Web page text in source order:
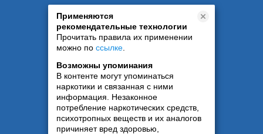
Применяются
рекомендательные технологии
Прочитать правила их применении
можно по ссылке
Возможны упоминания
В контенте могут упоминаться
наркотики и связанная с ними
информация. Незаконное
потребление наркотических средств,
психотропных веществ и их аналогов
причиняет вред здоровью,